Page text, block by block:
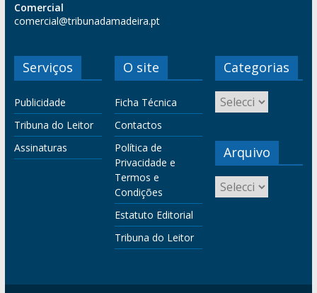
Comercial
comercial@tribunadamadeira.pt
Serviços
Publicidade
Tribuna do Leitor
Assinaturas
O site
Ficha Técnica
Contactos
Política de
Privacidade e
Termos e
Condições
Estatuto Editorial
Tribuna do Leitor
Categorias
Arquivo